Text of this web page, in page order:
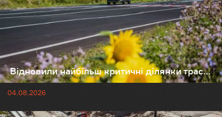
Відновили найбільш критичні ділянки трас...
04.08.2026